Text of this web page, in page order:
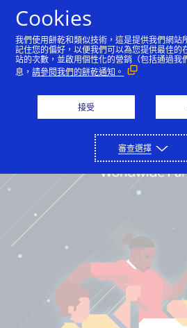
中文（简体）
Cookies
我們使用餅乾和類似技術，這是提供我們網站
記住您的偏好，以便我們可以為您提供最佳的
站的次數，並啟用個性化的營銷（包括通過我
息，請參閱我們的餅乾通知。
接受
審查選擇